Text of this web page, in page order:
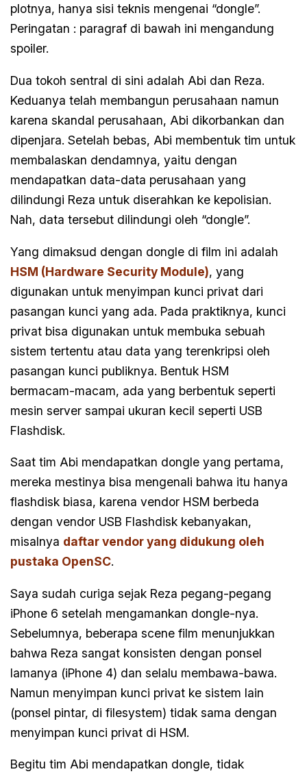
plotnya, hanya sisi teknis mengenai “dongle”.
Peringatan : paragraf di bawah ini mengandung
spoiler.
Dua tokoh sentral di sini adalah Abi dan Reza.
Keduanya telah membangun perusahaan namun
karena skandal perusahaan, Abi dikorbankan dan
dipenjara. Setelah bebas, Abi membentuk tim untuk
membalaskan dendamnya, yaitu dengan
mendapatkan data-data perusahaan yang
dilindungi Reza untuk diserahkan ke kepolisian.
Nah, data tersebut dilindungi oleh “dongle”.
Yang dimaksud dengan dongle di film ini adalah
HSM (Hardware Security Module), yang
digunakan untuk menyimpan kunci privat dari
pasangan kunci yang ada. Pada praktiknya, kunci
privat bisa digunakan untuk membuka sebuah
sistem tertentu atau data yang terenkripsi oleh
pasangan kunci publiknya. Bentuk HSM
bermacam-macam, ada yang berbentuk seperti
mesin server sampai ukuran kecil seperti USB
Flashdisk.
Saat tim Abi mendapatkan dongle yang pertama,
mereka mestinya bisa mengenali bahwa itu hanya
flashdisk biasa, karena vendor HSM berbeda
dengan vendor USB Flashdisk kebanyakan,
misalnya daftar vendor yang didukung oleh
pustaka OpenSC.
Saya sudah curiga sejak Reza pegang-pegang
iPhone 6 setelah mengamankan dongle-nya.
Sebelumnya, beberapa scene film menunjukkan
bahwa Reza sangat konsisten dengan ponsel
lamanya (iPhone 4) dan selalu membawa-bawa.
Namun menyimpan kunci privat ke sistem lain
(ponsel pintar, di filesystem) tidak sama dengan
menyimpan kunci privat di HSM.
Begitu tim Abi mendapatkan dongle, tidak